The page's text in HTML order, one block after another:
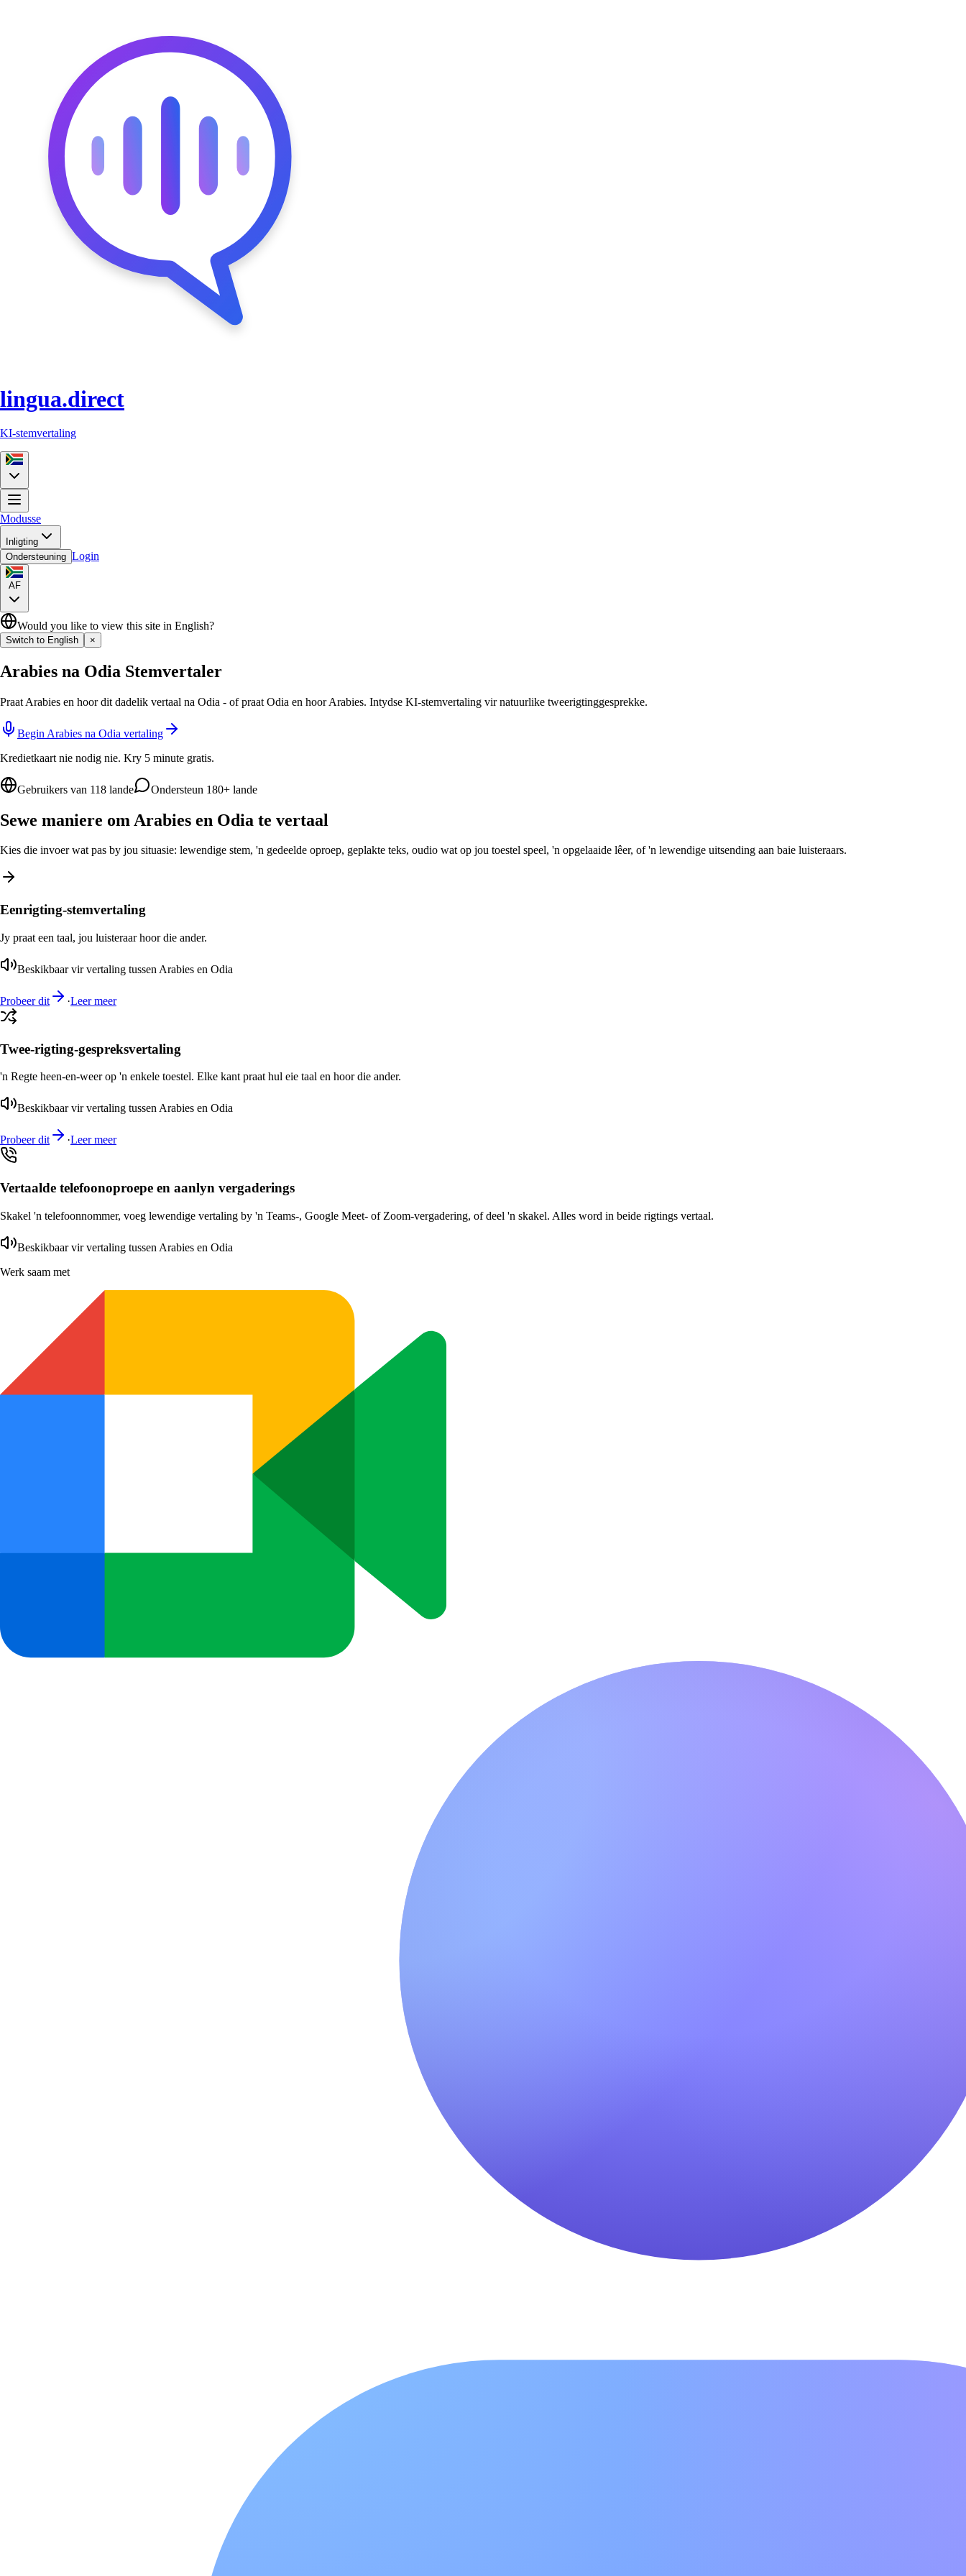
lingua.direct
KI-stemvertaling
Modusse
Inligting
Ondersteuning Login
AF
Would you like to view this site in English?
Switch to English ×
Arabies na Odia Stemvertaler
Praat Arabies en hoor dit dadelik vertaal na Odia - of praat Odia en hoor Arabies. Intydse KI-stemvertaling vir natuurlike tweerigtinggesprekke.
Begin Arabies na Odia vertaling
Kredietkaart nie nodig nie. Kry 5 minute gratis.
Gebruikers van 118 lande Ondersteun 180+ lande
Sewe maniere om Arabies en Odia te vertaal
Kies die invoer wat pas by jou situasie: lewendige stem, 'n gedeelde oproep, geplakte teks, oudio wat op jou toestel speel, 'n opgelaaide lêer, of 'n lewendige uitsending aan baie luisteraars.
Eenrigting-stemvertaling
Jy praat een taal, jou luisteraar hoor die ander.
Beskikbaar vir vertaling tussen Arabies en Odia
Probeer dit ·Leer meer
Twee-rigting-gespreksvertaling
'n Regte heen-en-weer op 'n enkele toestel. Elke kant praat hul eie taal en hoor die ander.
Beskikbaar vir vertaling tussen Arabies en Odia
Probeer dit ·Leer meer
Vertaalde telefoonoproepe en aanlyn vergaderings
Skakel 'n telefoonnommer, voeg lewendige vertaling by 'n Teams-, Google Meet- of Zoom-vergadering, of deel 'n skakel. Alles word in beide rigtings vertaal.
Beskikbaar vir vertaling tussen Arabies en Odia
Werk saam met